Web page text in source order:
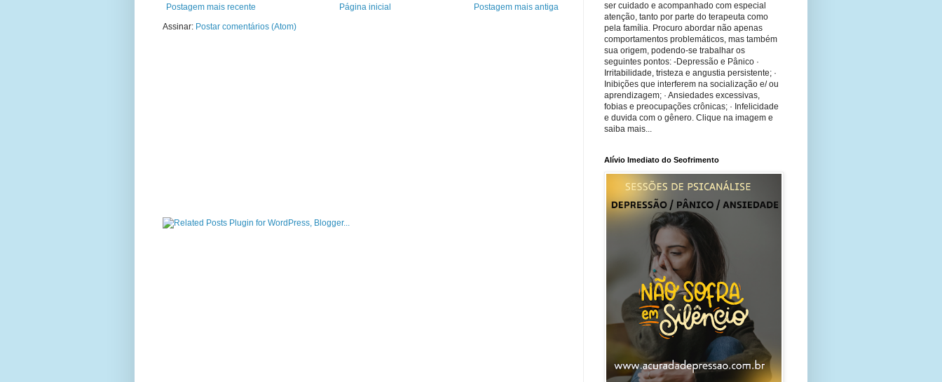
Postagem mais recente Postagem mais antiga
Página inicial
Assinar: Postar comentários (Atom)
ser cuidado e acompanhado com especial
atenção, tanto por parte do terapeuta como
pela família. Procuro abordar não apenas
comportamentos problemáticos, mas também
sua origem, podendo-se trabalhar os
seguintes pontos: -Depressão e Pânico ·
Irritabilidade, tristeza e angustia persistente; ·
Inibições que interferem na socialização e/ ou
aprendizagem; · Ansiedades excessivas,
fobias e preocupações crônicas; · Infelicidade
e duvida com o gênero. Clique na imagem e
saiba mais...
Alívio Imediato do Seofrimento